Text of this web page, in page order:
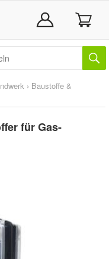
› Baustoffe &
für Gas-